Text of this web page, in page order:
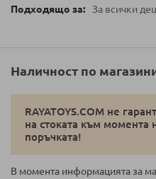
За всички
Наличност по
RAYATOYS.COM не
на стоката към момента
поръчката!
В момента информацията за